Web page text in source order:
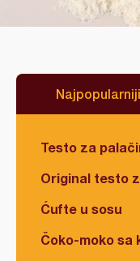
Najpopularniji
Testo za
Original testo
Ćufte u sosu
Čoko-moko sa